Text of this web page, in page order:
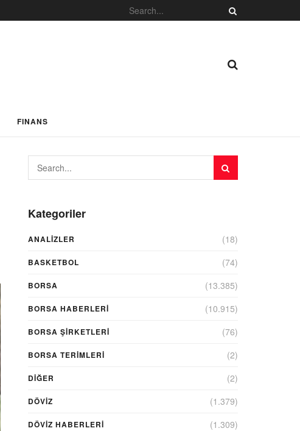
FINANS
Kategoriler
ANALIZLER (18)
BASKETBOL (74)
BORSA (13.385)
BORSA HABERLERI (10.915)
BORSA ŞIRKETLERI (76)
BORSA TERIMLERI (2)
DIĞER (2)
DÖVİZ (1.379)
DÖVIZ HABERLERI (1.309)